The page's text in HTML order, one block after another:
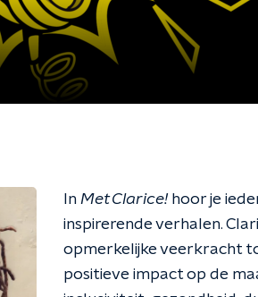
In Met Clarice!hoor je
inspirerende verhalen.
opmerkelijke veerkracht
positieve impact op de